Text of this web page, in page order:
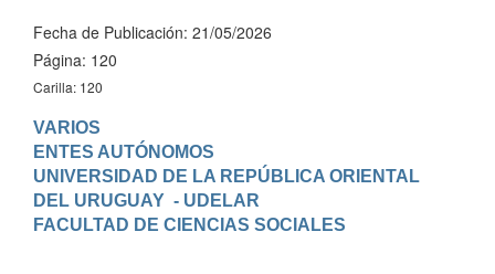
Fecha de Publicación: 21/05/2026
Página: 120
Carilla: 120
VARIOS
ENTES AUTÓNOMOS
UNIVERSIDAD DE LA REPÚBLICA ORIENTAL
DEL URUGUAY  - UDELAR